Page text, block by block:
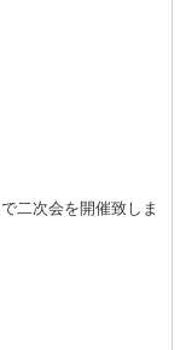
二次会を開催致しま